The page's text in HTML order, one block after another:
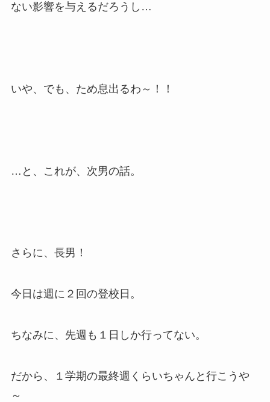
ない影響を与えるだろうし…
いや、でも、ため息出るわ～！！
…と、これが、次男の話。
さらに、長男！
今日は週に２回の登校日。
ちなみに、先週も１日しか行ってない。
だから、１学期の最終週くらいちゃんと行こうや
～